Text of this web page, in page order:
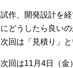
試作、開発設計を
にどうしたら良い
次回は「見積り」
次回は11月4日（金